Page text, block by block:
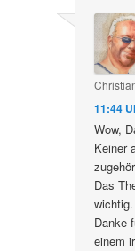
11:44
Wow,
Keiner
Das
wichtig.
Danke
einem